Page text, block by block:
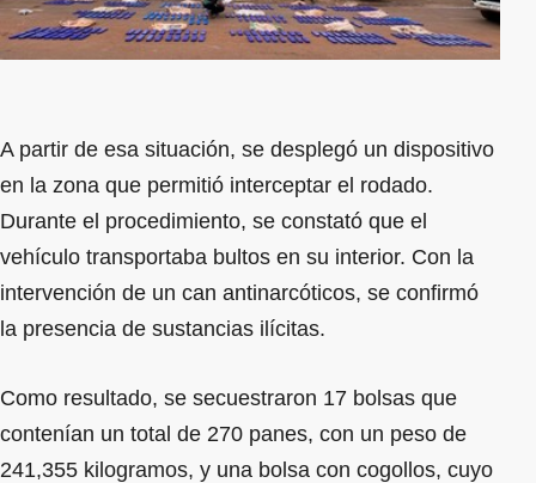
A partir de esa situación, se desplegó un dispositivo
en la zona que permitió interceptar el rodado.
Durante el procedimiento, se constató que el
vehículo transportaba bultos en su interior. Con la
intervención de un can antinarcóticos, se confirmó
la presencia de sustancias ilícitas.
Como resultado, se secuestraron 17 bolsas que
contenían un total de 270 panes, con un peso de
241,355 kilogramos, y una bolsa con cogollos, cuyo